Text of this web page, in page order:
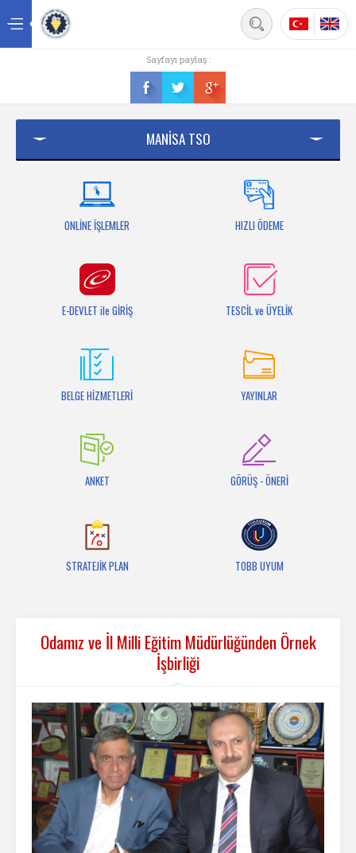
Üyelik
Bilgi Bankası
Sayfayı paylaş :
MANİSA TSO
ONLİNE İŞLEMLER HIZLI ÖDEME
E-DEVLET ile GİRİŞ TESCİL ve ÜYELİK
BELGE HİZMETLERİ YAYINLAR
ANKET GÖRÜŞ - ÖNERİ
STRATEJİK PLAN TOBB UYUM
Odamız ve İl Milli Eğitim Müdürlüğünden Örnek
İşbirliği